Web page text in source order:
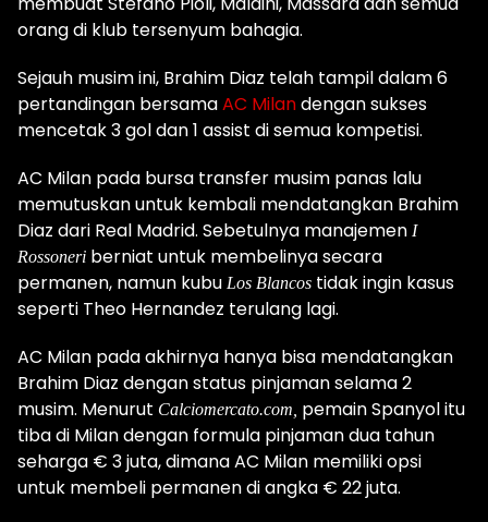
orang di klub tersenyum bahagia.
Sejauh musim ini, Brahim Diaz telah tampil dalam 6
pertandingan bersamaAC Milandengan sukses
mencetak 3 gol dan 1 assist di semua kompetisi.
AC Milan pada bursa transfer musim panas lalu
memutuskan untuk kembali mendatangkan Brahim
Diaz dari Real Madrid. Sebetulnya manajemen I
Rossoneri berniat untuk membelinya secara
permanen, namun kubu Los Blancos tidak ingin kasus
seperti Theo Hernandez terulang lagi.
AC Milan pada akhirnya hanya bisa mendatangkan
Brahim Diaz dengan status pinjaman selama 2
musim. Menurut Calciomercato.com, pemain Spanyol itu
tiba di Milan dengan formula pinjaman dua tahun
seharga € 3 juta, dimana AC Milan memiliki opsi
untuk membeli permanen di angka € 22 juta.